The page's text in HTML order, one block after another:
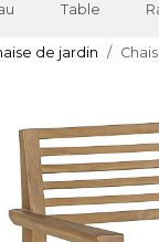
Table
de jardin